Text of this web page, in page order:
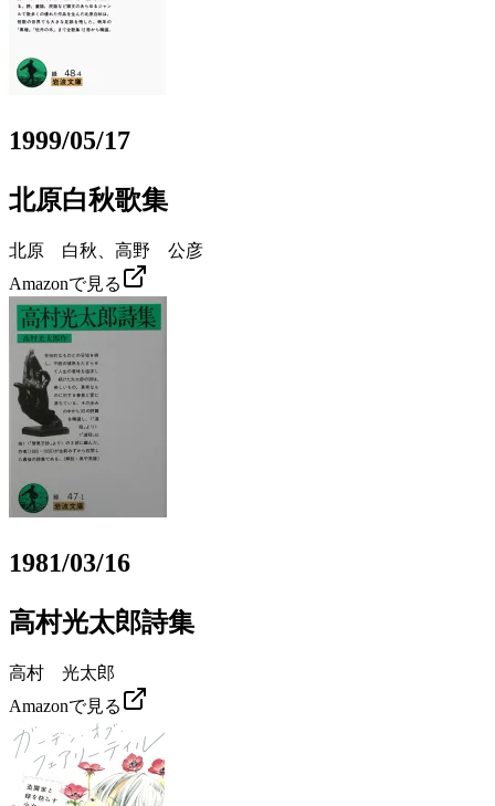
1999/05/17
北原白秋歌集
北原 白秋、高野 公彦
Amazonで見る
1981/03/16
高村光太郎詩集
高村 光太郎
Amazonで見る